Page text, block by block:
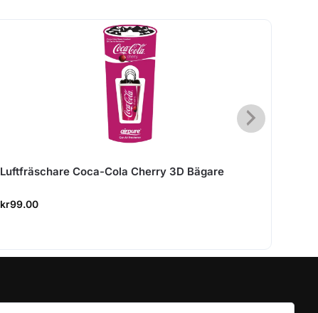
Luftfräschare Coca-Cola Cherry 3D Bägare
kr99.00